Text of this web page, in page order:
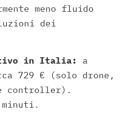
meno fluido
dei
in Italia:
a
729 € (solo drone,
controller).
minuti.